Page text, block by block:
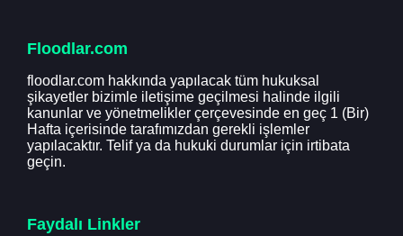
Floodlar.com
floodlar.com hakkında yapılacak tüm hukuksal
şikayetler bizimle iletişime geçilmesi halinde ilgili
kanunlar ve yönetmelikler çerçevesinde en geç 1 (Bir)
Hafta içerisinde tarafımızdan gerekli işlemler
yapılacaktır. Telif ya da hukuki durumlar için irtibata
geçin.
Faydalı Linkler